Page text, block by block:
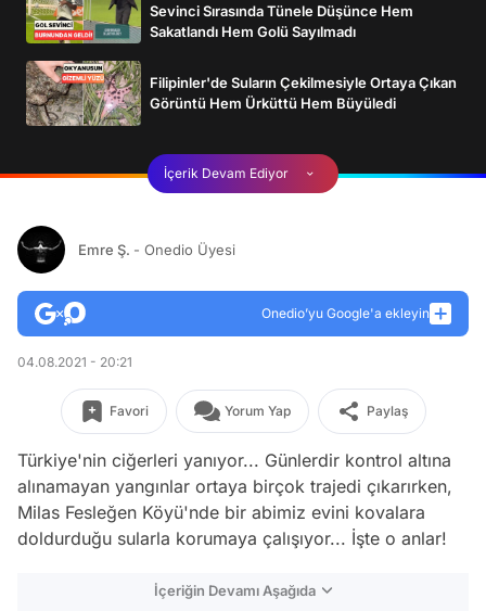
Sevinci Sırasında Tünele Düşünce Hem
Sakatlandı Hem Golü Sayılmadı
Filipinler'de Suların Çekilmesiyle Ortaya Çıkan
Görüntü Hem Ürküttü Hem Büyüledi
İçerik Devam Ediyor
Emre Ş. - Onedio Üyesi
Onedio’yu Google'a ekleyin
04.08.2021 - 20:21
Favori Yorum Yap Paylaş
Türkiye'nin ciğerleri yanıyor... Günlerdir kontrol altına
alınamayan yangınlar ortaya birçok trajedi çıkarırken,
Milas Fesleğen Köyü'nde bir abimiz evini kovalara
doldurduğu sularla korumaya çalışıyor... İşte o anlar!
İçeriğin Devamı Aşağıda